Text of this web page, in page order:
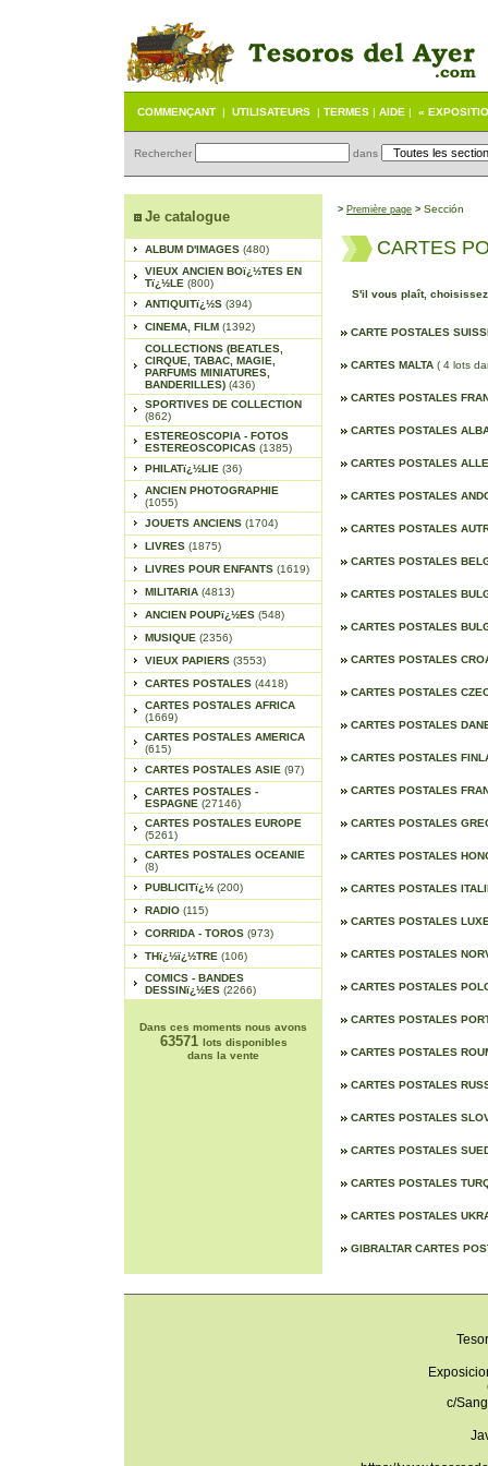
COMMENÇANT | UTILISATEURS | TERMES | AIDE | «
Rechercher dans
Je catalogue
ALBUM D'IMAGES (480)
VIEUX ANCIEN BOï¿½TES EN
Tï¿½LE (800)
ANTIQUITï¿½S (394)
CINEMA, FILM (1392)
COLLECTIONS (BEATLES,
CIRQUE, TABAC, MAGIE,
PARFUMS MINIATURES,
BANDERILLES) (436)
SPORTIVES DE COLLECTION
(862)
ESTEREOSCOPIA - FOTOS
ESTEREOSCOPICAS (1385)
PHILATï¿½LIE (36)
ANCIEN PHOTOGRAPHIE
(1055)
JOUETS ANCIENS (1704)
LIVRES (1875)
LIVRES POUR ENFANTS (1619)
MILITARIA (4813)
ANCIEN POUPï¿½ES (548)
MUSIQUE (2356)
VIEUX PAPIERS (3553)
CARTES POSTALES (4418)
CARTES POSTALES AFRICA
(1669)
CARTES POSTALES AMERICA
(615)
CARTES POSTALES ASIE (97)
CARTES POSTALES -
ESPAGNE (27146)
CARTES POSTALES EUROPE
(5261)
CARTES POSTALES OCEANIE
(8)
PUBLICITï¿½ (200)
RADIO (115)
CORRIDA - TOROS (973)
THï¿½ï¿½TRE (106)
COMICS - BANDES
DESSINï¿½ES (2266)
Dans ces moments nous avons
63571 lots disponibles
dans la vente
> Première page > Sección
CARTES
S'il vous plaît,
CARTE POSTALES
CARTES MALTA ( 4 lots
CARTES POSTALES
CARTES POSTALES
CARTES POSTALES
CARTES POSTALES
CARTES POSTALES
CARTES POSTALES
CARTES POSTALES
CARTES POSTALES
CARTES POSTALES
CARTES POSTALES
CARTES POSTALES
CARTES POSTALES
CARTES POSTALES
CARTES POSTALES
CARTES POSTALES
CARTES POSTALES
CARTES POSTALES
CARTES POSTALES
CARTES POSTALES
CARTES POSTALES
CARTES POSTALES
CARTES POSTALES
CARTES POSTALES
CARTES POSTALES
CARTES POSTALES
CARTES POSTALES
GIBRALTAR CARTES
c/